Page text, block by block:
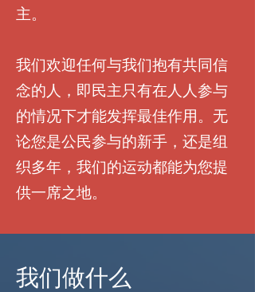
主。
我们欢迎任何与我们抱有共同信
念的人，即民主只有在人人参与
的情况下才能发挥最佳作用。无
论您是公民参与的新手，还是组
织多年，我们的运动都能为您提
供一席之地。
我们做什么